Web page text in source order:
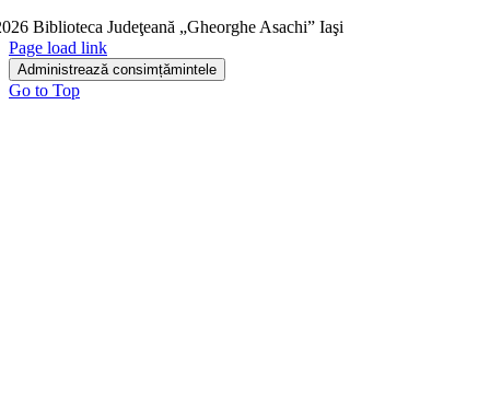
Biblioteca Judeţeană „Gheorghe Asachi” Iaşi
Page load link
Administrează consimțămintele
Go to Top